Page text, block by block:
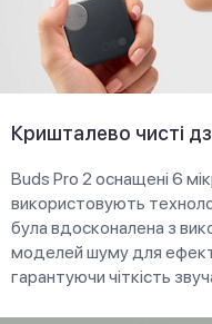
Кришталево чисті
Buds Pro 2 оснащені 6
використовують
була вдосконалена з
моделей шуму для
гарантуючи чіткість